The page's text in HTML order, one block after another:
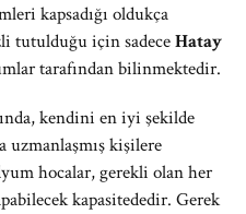
kapsadığı oldukça
tutulduğu için sadeceHatay
tarafından bilinmektedir.
kendini en iyi şekilde
uzmanlaşmış kişilere
hocalar, gerekli olan her
kapasitededir. Gerek